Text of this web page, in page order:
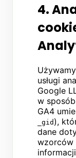
4.
Używamy
usługi
Google
w
GA4
_gid ),
dane
wzorców